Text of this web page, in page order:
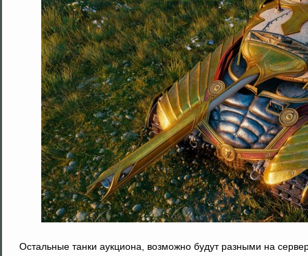
Остальные танки аукциона, возможно будут разными на